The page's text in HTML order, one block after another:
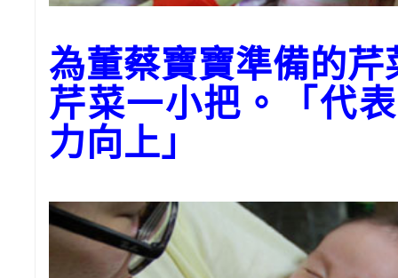
為董蔡寶寶準備的
芹菜一小把。「代
力向上」